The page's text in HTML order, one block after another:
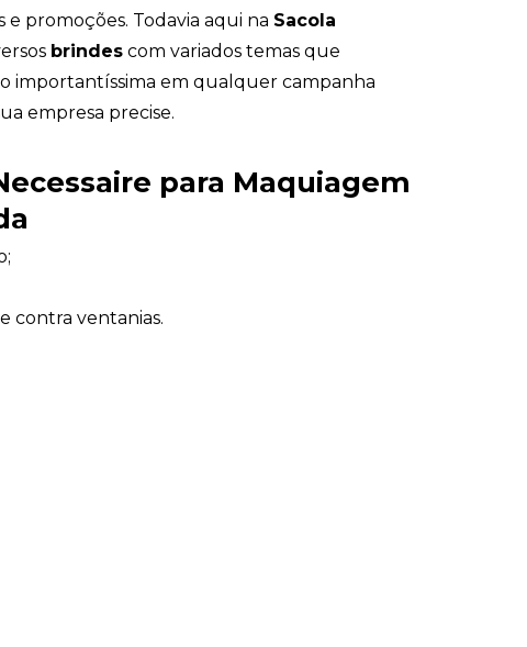
promoções. Todavia aqui na Sacola
brindes com variados temas que
importantíssima em qualquer campanha
empresa precise.
para Maquiagem
contra ventanias.